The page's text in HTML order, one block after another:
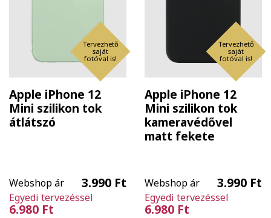
Tervezhető
saját
fotóval is!
Apple iPhone 12
Mini szilikon tok
átlátszó
Webshop ár 3.990 Ft
Egyedi tervezéssel
6.980 Ft
Tervezhető
saját
fotóval is!
Apple iPhone 12
Mini szilikon tok
kameravédővel
matt fekete
Webshop ár 3.990 Ft
Egyedi tervezéssel
6.980 Ft